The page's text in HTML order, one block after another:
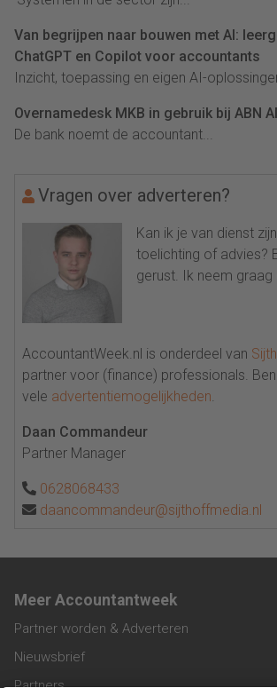
Van begrijpen naar bouwen met AI:
ChatGPT en Copilot voor accountants
Inzicht, toepassing en eigen AI-
Overnamedesk MKB in gebruik bij ABN
De bank noemt de accountant...
Vragen over adverteren?
Kan ik je van dienst
toelichting of advies?
gerust. Ik neem graag
AccountantWeek.nl is onderdeel van
partner voor (finance) professionals.
vele advertentiemogelijkheden.
Daan Commandeur
Partner Manager
0628068433
daancommandeur@sijthoffmedia.nl
Meer Accountantweek
Partner worden & Adverteren
Nieuwsbrief